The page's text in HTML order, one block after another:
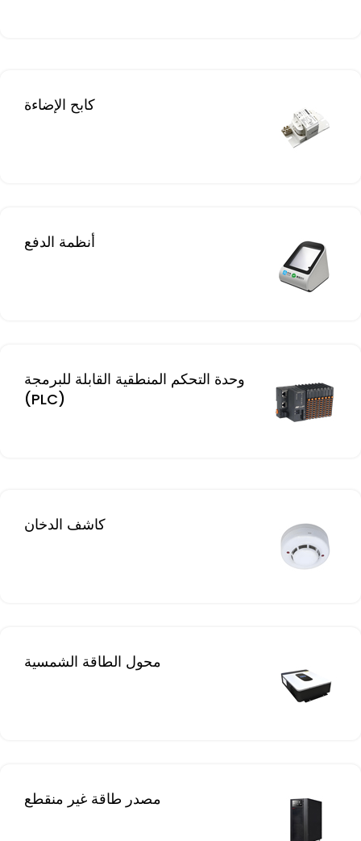
كابح الإضاءة
أنظمة الدفع
وحدة التحكم المنطقية القابلة للبرمجة
(PLC)
كاشف الدخان
محول الطاقة الشمسية
مصدر طاقة غير منقطع